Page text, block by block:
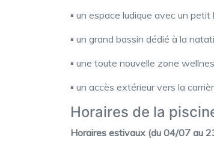
▪️ un espace ludique avec un
▪️ un grand bassin dédié à la
▪️ une toute nouvelle zone
▪️ un accès extérieur vers la
Horaires de la
Horaires estivaux (du 04/07 au